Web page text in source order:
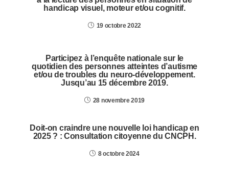
handicap visuel, moteur et/ou cognitif.
19 octobre 2022
Participez à l’enquête nationale sur le
quotidien des personnes atteintes d’autisme
et/ou de troubles du neuro-développement.
Jusqu’au 15 décembre 2019.
28 novembre 2019
Doit-on craindre une nouvelle loi handicap en
2025 ? : Consultation citoyenne du CNCPH.
8 octobre 2024